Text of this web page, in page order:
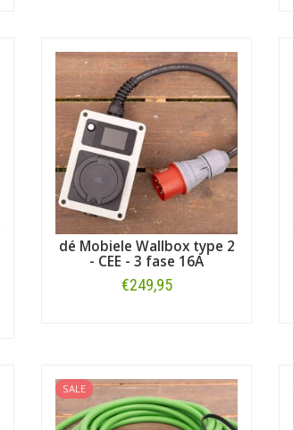
dé Mobiele Wallbox type 2
- CEE - 3 fase 16A
€249,95
SALE